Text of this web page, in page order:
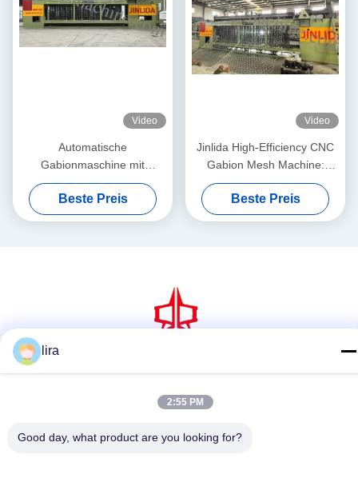
Video
Automatische
Gabionmaschine mit
servodriven
Präzisionsnetzmacher 5,3m
Max. Breite
Beste Preis
Video
Jinlida High-Efficiency CNC
Gabion Mesh Machine:
Perfect Combination of Fast
Output and Precision
Weaving to Boost
Beste Preis
Social Media
Schnellkontakt
lira
2:55 PM
Good day, what product are you looking for?